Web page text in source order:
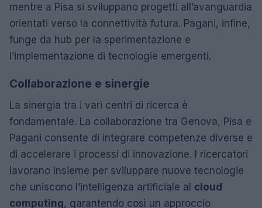
mentre a Pisa si sviluppano progetti all’avanguardia
orientati verso la connettività futura. Pagani, infine,
funge da hub per la sperimentazione e
l’implementazione di tecnologie emergenti.
Collaborazione e sinergie
La sinergia tra i vari centri di ricerca è
fondamentale. La collaborazione tra Genova, Pisa e
Pagani consente di integrare competenze diverse e
di accelerare i processi di innovazione. I ricercatori
lavorano insieme per sviluppare nuove tecnologie
che uniscono l’intelligenza artificiale al cloud
computing, garantendo così un approccio